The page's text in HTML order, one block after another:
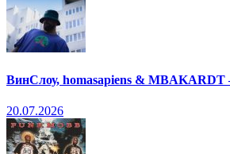
ВинСлоу, homasapiens & MBAKARDT
20.07.2026